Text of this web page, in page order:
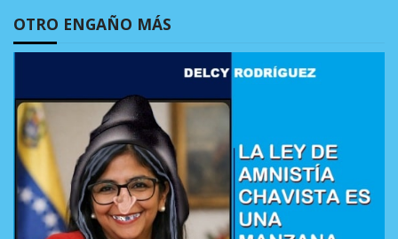
OTRO ENGAÑO MÁS